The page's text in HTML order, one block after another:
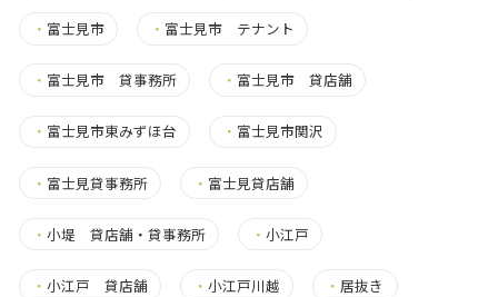
・ 富士見市 ・ 富士見市 テナント
・ 富士見市 貸事務所 ・ 富士見市 貸店舗
・ 富士見市東みずほ台 ・ 富士見市関沢
・ 富士見貸事務所 ・ 富士見貸店舗
・ 小堤 貸店舗・貸事務所 ・小江戸
・ 小江戸 貸店舗 ・小江戸川越 ・居抜き